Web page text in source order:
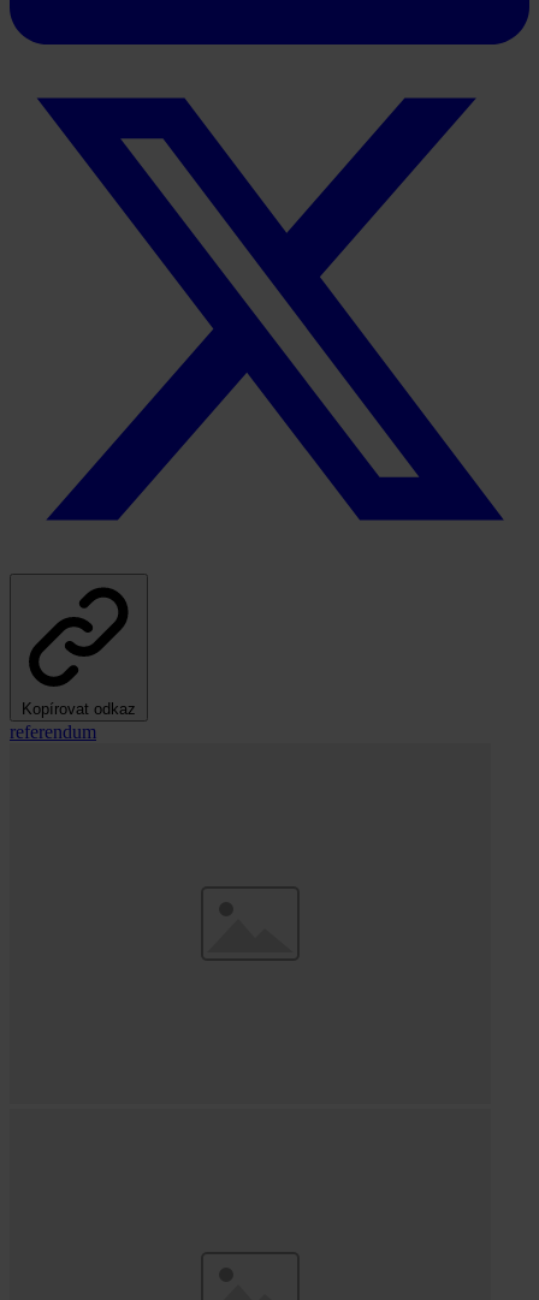
Kopírovat odkaz
referendum